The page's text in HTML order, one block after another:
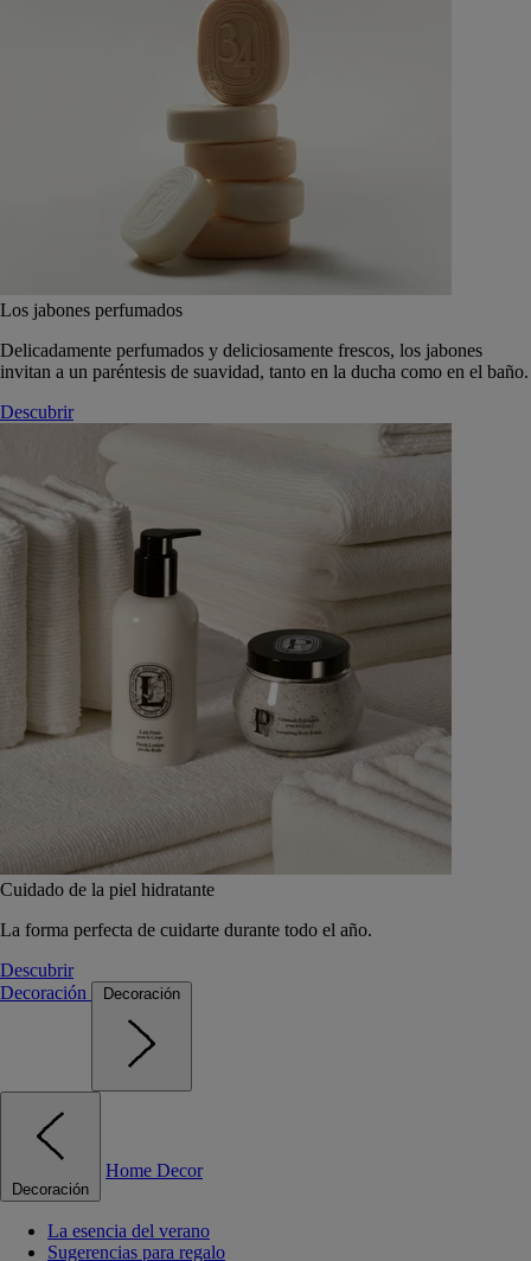
Los jabones perfumados
Delicadamente perfumados y deliciosamente frescos, los jabones
invitan a un paréntesis de suavidad, tanto en la ducha como en el baño.
Descubrir
Cuidado de la piel hidratante
La forma perfecta de cuidarte durante todo el año.
Descubrir
Decoración
Decoración
Decoración
Home Decor
La esencia del verano
Sugerencias para regalo